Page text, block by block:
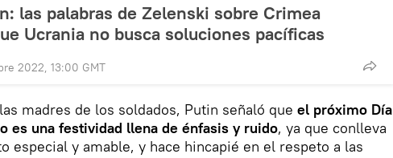
las palabras de Zelenski sobre Crimea
Ucrania no busca soluciones pacíficas
2022, 13:00 GMT
madres de los soldados, Putin señaló que el próximo Día
es una festividad llena de énfasis y ruido, ya que conlleva
especial y amable, y hace hincapié en el respeto a las